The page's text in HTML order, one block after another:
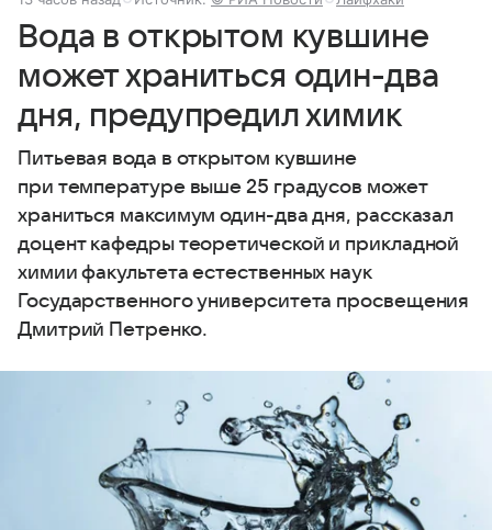
Вода в открытом кувшине
может храниться один-два
дня, предупредил химик
Питьевая вода в открытом кувшине
при температуре выше 25 градусов может
храниться максимум один-два дня, рассказал
доцент кафедры теоретической и прикладной
химии факультета естественных наук
Государственного университета просвещения
Дмитрий Петренко.